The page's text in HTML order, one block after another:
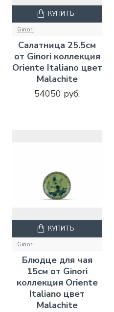
Ginori
Салатница 25.5см
от Ginori коллекция
Oriente Italiano цвет
Malachite
54050 руб.
КУПИТЬ
Ginori
Блюдце для чая
15см от Ginori
коллекция Oriente
Italiano цвет
Malachite
КУПИТЬ